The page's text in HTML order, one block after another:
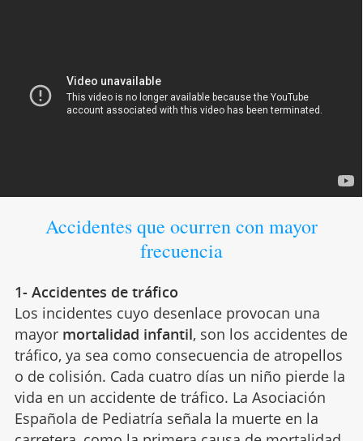
Accidentes que ocurren con mayor
frecuencia
1- Accidentes de tráfico
Los incidentes cuyo desenlace provocan una
mayor mortalidad infantil, son los accidentes de
tráfico, ya sea como consecuencia de atropellos
o de colisión. Cada cuatro días un niño pierde la
vida en un accidente de tráfico. La Asociación
Española de Pediatría señala la muerte en la